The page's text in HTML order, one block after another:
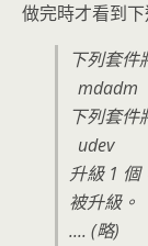
做完時才看到
下列套件
mdadm
下列套件
udev
升級 1 個
被升級。
.... (略)